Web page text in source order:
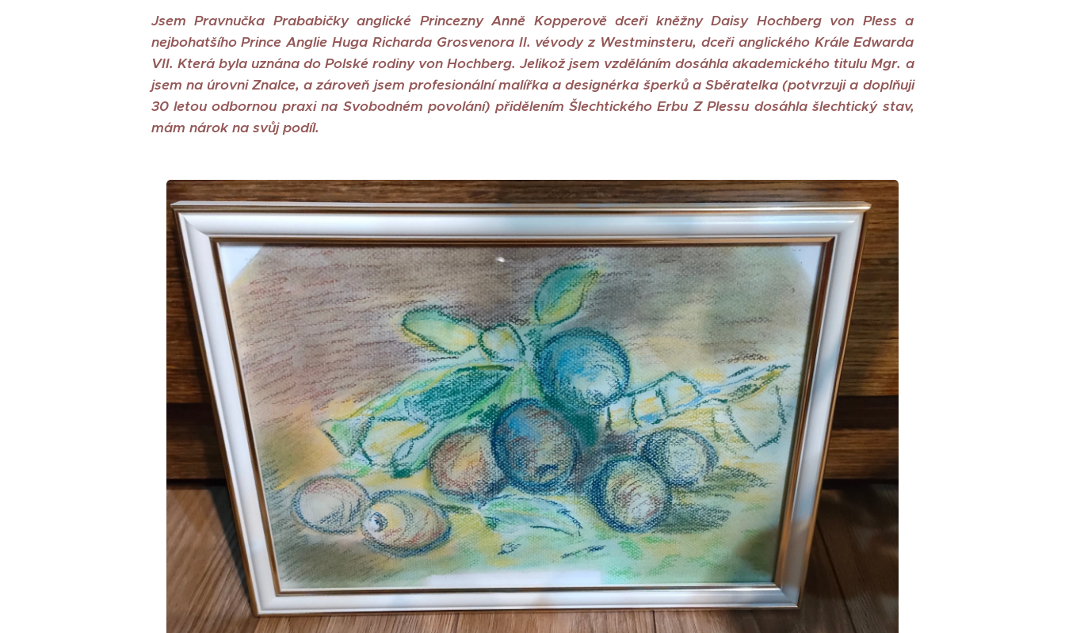
Jsem Pravnučka Prababičky anglické Princezny Anně Kopperově dceři kněžny Daisy Hochberg von Pless a
nejbohatšího Prince Anglie Huga Richarda Grosvenora II. vévody z Westminsteru, dceři anglického Krále Edwarda
VII. Která byla uznána do Polské rodiny von Hochberg. Jelikož jsem vzděláním dosáhla akademického titulu Mgr. a
jsem na úrovni Znalce, a zároveň jsem profesionální malířka a designérka šperků a Sběratelka (potvrzuji a doplňuji
30 letou odbornou praxi na Svobodném povolání) přidělením Šlechtického Erbu Z Plessu dosáhla šlechtický stav,
mám nárok na svůj podíl.